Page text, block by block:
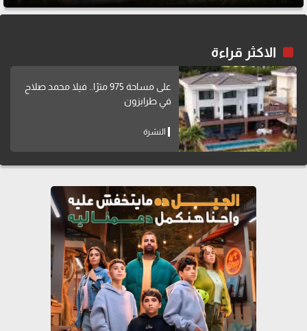
الاكثر قراءة
على مساحة 975 مترًا.. فيلا محمد صلاح
في طرابزون
النشرة